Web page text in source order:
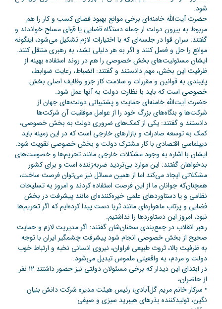
شود.
حضرت آیت‌الله خامنه‌ای برخی موانع بهبود فضای کسب و کار را هم
مربوط به بیرون دولت از جمله دستگاه قضایی یا قوای مسلح خواندند و
گفتند: سران قوا در جلسه‌ای که با اختیارات لازم تشکیل می‌شود، اینگونه
موانع را حل و فصل کنند و اگر به هر دلیلی نشد، به رهبری منتقل کنند.
ایشان مسئولیت‌های بخش خصوصی را هم در روند استفاده بهینه از
ظرفیت این بخش، مهم دانستند و گفتند: انضباط، رعایت ضوابط،
پایبندی به قوانین و مقررات و سلامت کار جزو وظایف اصلی بخش
خصوصی است که باید با نظارت دولت به آنها عمل شود.
حضرت آیت‌الله خامنه‌ای حمایت و پشتیبانی دولت‌های جهان از
شرکت‌ها و بنگاه‌های بزرگ خود را از عوامل موفقیت آن شرکت‌ها
دانستند و گفتند: یکی از کمک‌های ضروری دولت به بخش خصوصی،
کمک به توسعه صادرات و بازارهای خارجی است که در این زمینه باید
دیپلماسی اقتصادی با کار مشترک دولت و بخش خصوصی تقویت شود.
ایشان با اشاره به وجود مشکلات خارجی مانند تحریم‌ها و خصومت‌های
بدخواهان گفتند: این موارد بی‌تردید ضربه‌زننده است و برای کشور
مشکلاتی ایجاد می‌کند اما از همین مسائل نیز می‌توان فرصت ساخت،
همچنان‌که جوانان ما از این فرصت استفاده کردند و امروز به تسلیحات
نظامی و یا دستاوردهای علمی خیره‌کننده‌ای مانند پیشرفت در بخش
فضایی و پرتاب ماهواره‌ای مانند ثریا دست پیدا کرده‌ایم که اگر تحریم‌ها
نبود، امروز این دستاوردها را نداشتیم.
رهبر انقلاب در جمع‌بندی سخنان‌شان گفتند: اگر مدیریت لازم و حمایت
صحیح از بخش خصوصی انجام شود پیشرفت چشمگیر ایران با توجه
به ظرفیت بالا، ثروت طبیعی فراوان، نیروی انسانی نخبه و ارتباط خوب
دولت و مردم، به واقعیتی ملموس تبدیل می‌شود.
در ابتدای این دیدار که برخی مسئولان دولتی نیز حضور داشتند ۱۲ نفر
از حاضران،
• سرکار خانم مریم گل‌آبادی؛ رئیس هیئت مدیره شرکت دانش بنیان
نگین، تولیدکننده بذرهای هیبرید سبزی و صیفی